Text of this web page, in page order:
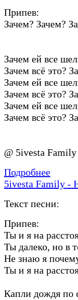
Припев:
Зачем? Зачем?
Зачем ей все
Зачем всё это?
Зачем ей все
Зачем всё это?
Зачем ей все
Зачем всё это?
@ 5ivesta Family
Подробнее
5ivesta Family -
Текст песни:
Припев:
Ты и я на
Ты далеко, но в
Не знаю я
Ты и я на
Капли дождя по